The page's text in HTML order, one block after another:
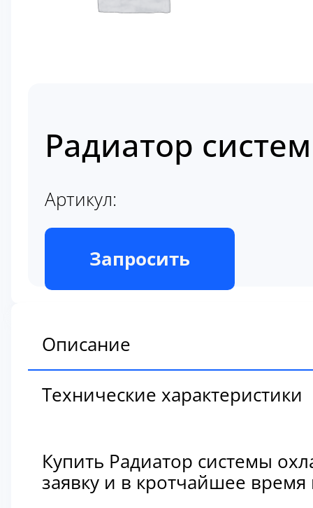
Радиатор
Артикул:
В наличии
Запросить
Описание
Технические характеристики
Купить Радиатор системы
заявку и в кротчайшее